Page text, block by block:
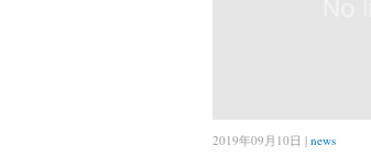
2019年09月10日 | news